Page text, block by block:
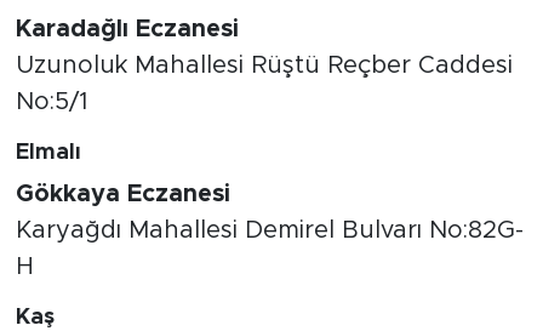
Karadağlı Eczanesi
Uzunoluk Mahallesi Rüştü Reçber Caddesi
No:5/1
Elmalı
Gökkaya Eczanesi
Karyağdı Mahallesi Demirel Bulvarı No:82G-
H
Kaş